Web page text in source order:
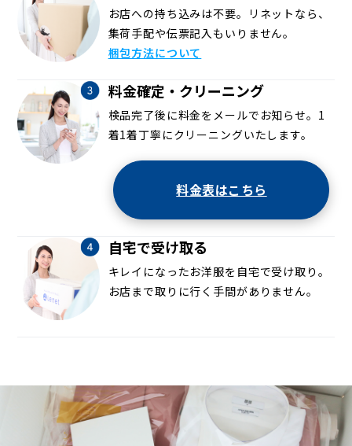
お店への持ち込みは不要。リネットなら、
集荷手配や伝票記入もいりません。
梱包方法について
料金確定・クリーニング
検品完了後に料金をメールでお知らせ。1
着1着丁寧にクリーニングいたします。
料金表はこちら
自宅で受け取る
キレイになったお洋服を自宅で受け取り。
お店まで取りに行く手間がありません。